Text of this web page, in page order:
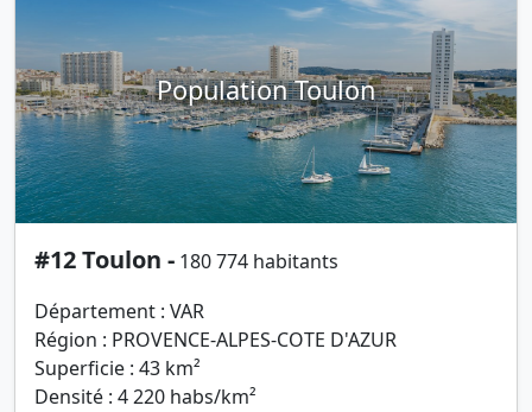
Population Toulon
#12 Toulon - 180 774 habitants
Département : VAR
Région : PROVENCE-ALPES-COTE D'AZUR
Superficie : 43 km²
Densité : 4 220 habs/km²